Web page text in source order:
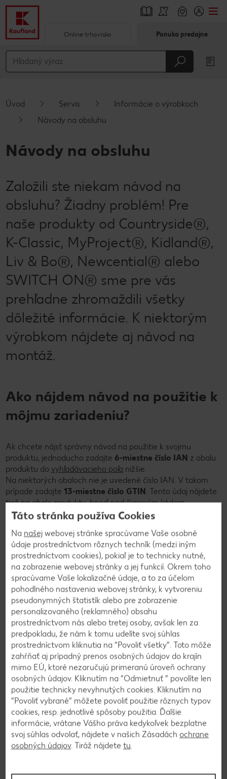
Hlavný obsah
Vyskakovací bočný panel
Online trhovisko Ponuka predajne
Úvod Servis
Informácie o výrobkoch
Návody na obsluhu
Návody na obsluhu
Založili ste niekam návod na
obsluhu? Žiadny problém! Pre
naše produkty od Countryside®,
K-Classic, MyProject®, Kidland®,
Liv & Bo®, Newcential® alebo
SWITCH ON® sme pre vás
prehľadne zhromaždili všetky
dôležité informácie. K niektorým
výrobkom nájdete aj návod na
montáž.
Ako nájdem návod na použitie k
môjmu zariadeniu?
Ak chcete nájsť správny návod na použitie k svojmu
produktu, jednoducho zadajte 6-miestne číslo IAN z obalu
produktu do vyhľadávacieho poľa nižšie.
Na niektorých obaloch nie je uvedené číslo IAN. V takom
prípade zadajte 13-miestne číslo GTIN. Tento údaj nájdete
tiež na obale produktu, hneď pod čiarovým kódom.
Ak už obal nemáte, môžete svoj produkt vyhľadať aj
prostredníctvom funkcie filtra.
Mimochodom: Elektrické spotrebiče majú tiež malý štítok,
ktorý je umiestnený priamo na výrobku. Nájdete na ňom aj
6-miestne číslo IAN alebo 13-miestne číslo GTIN.
Čísla IAN a GTIN na obale produktu
Táto stránka používa Cookies
Na našej webovej stránke spracúvame Vaše osobné
údaje prostredníctvom rôznych techník (medzi iným
prostredníctvom cookies), pokiaľ je to technicky nutné,
na zobrazenie webovej stránky a jej funkcií. Okrem toho
spracúvame Vaše lokalizačné údaje, a to za účelom
pohodlného nastavenia webovej stránky, k vytvoreniu
pseudonymných štatistík alebo pre zobrazenie
personalizovaného (reklamného) obsahu
prostredníctvom nás alebo tretej osoby, avšak len za
predpokladu, že nám k tomu udelíte svoj súhlas
prostredníctvom kliknutia na “Povoliť všetky”. Toto môže
zahŕňať aj prípadný prenos osobných údajov do krajín
mimo EÚ, ktoré nezaručujú primeranú úroveň ochrany
osobných údajov. Kliknutím na “Odmietnuť ” povolíte len
použitie technicky nevyhnutých cookies. Kliknutím na
“Povoliť vybrané” môžete povoliť použitie rôznych typov
cookies, resp. jednotlivé spôsoby použitia. Ďalšie
informácie, vrátane Vášho práva kedykoľvek bezplatne
svoj súhlas odvolať, nájdete v našich Zásadách ochrane
osobných údajov. Tiráž nájdete tu.